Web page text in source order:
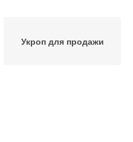
Укроп для продажи